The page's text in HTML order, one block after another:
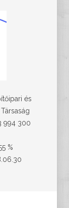
és
994 300
%